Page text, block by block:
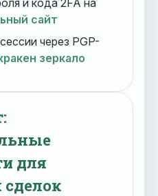
и кода 2FA на
сайт
через PGP-
зеркало
для